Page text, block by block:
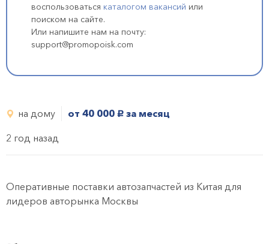
воспользоваться каталогом вакансий или
поиском на сайте.
Или напишите нам на почту:
support@promopoisk.com
на дому от 40 000 руб. за месяц
2 год назад
Оперативные поставки автозапчастей из Китая для
лидеров авторынка Москвы